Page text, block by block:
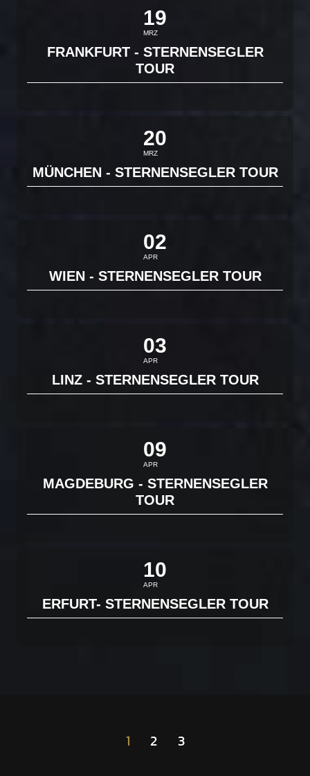
19
MRZ
FRANKFURT - STERNENSEGLER
TOUR
20
MRZ
MÜNCHEN - STERNENSEGLER TOUR
02
APR
WIEN - STERNENSEGLER TOUR
03
APR
LINZ - STERNENSEGLER TOUR
09
APR
MAGDEBURG - STERNENSEGLER
TOUR
10
APR
ERFURT- STERNENSEGLER TOUR
1 2 3